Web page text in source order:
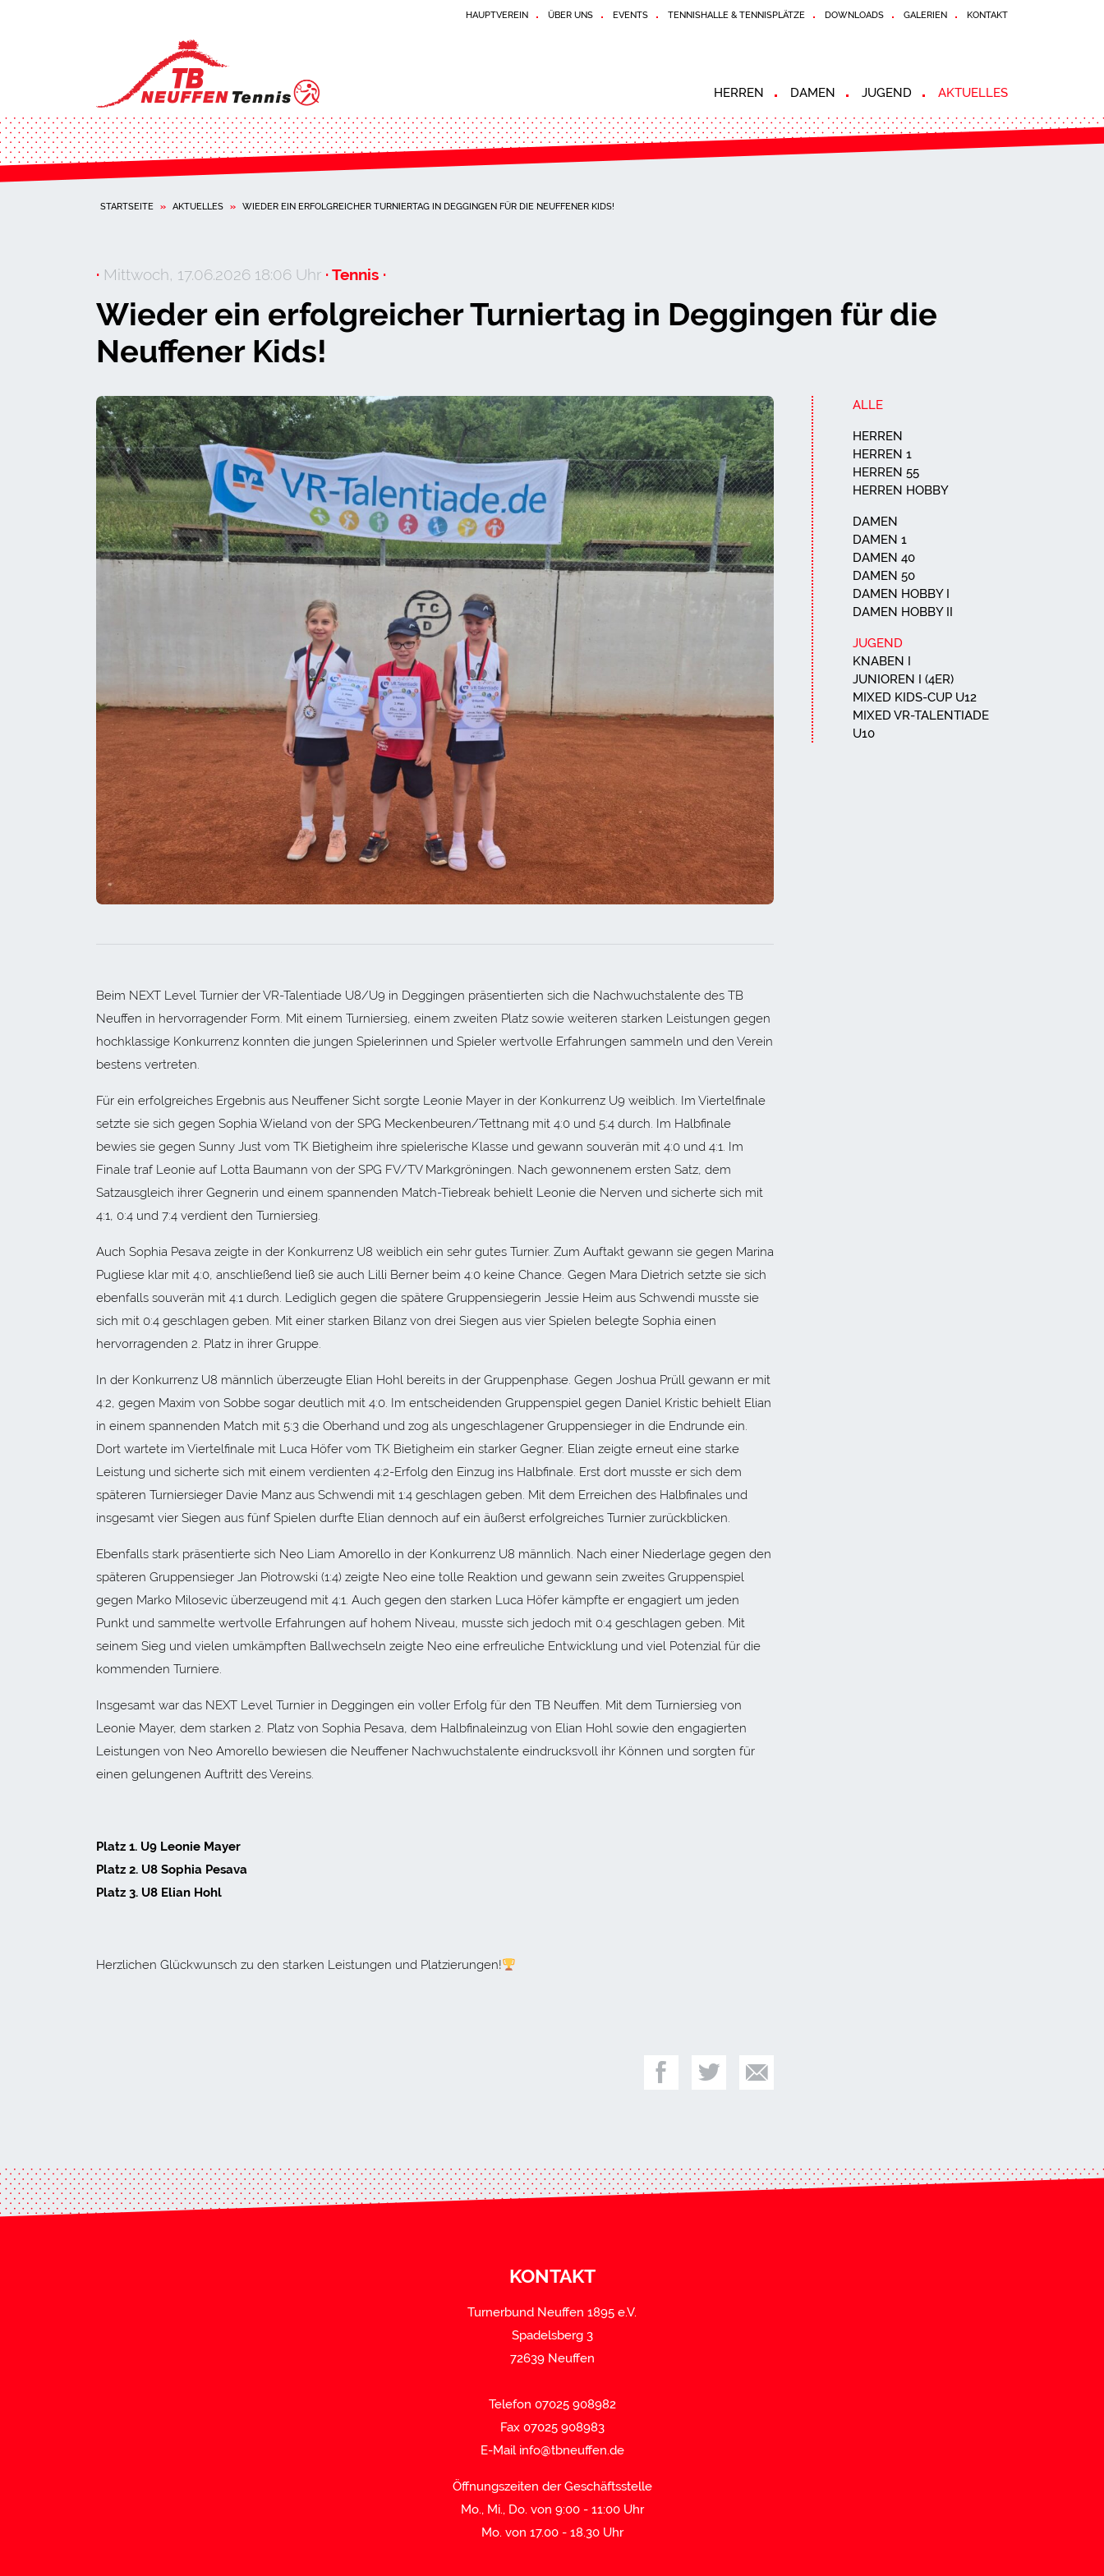
HAUPTVEREIN ÜBER UNS EVENTS TENNISHALLE & TENNISPLÄTZE DOWNLOADS GALERIEN KONTAKT
HERREN DAMEN JUGEND AKTUELLES
STARTSEITE » AKTUELLES » WIEDER EIN ERFOLGREICHER TURNIERTAG IN DEGGINGEN FÜR DIE NEUFFENER KIDS!
· Mittwoch, 17.06.2026 18:06 Uhr · Tennis ·
Wieder ein erfolgreicher Turniertag in Deggingen für die
Neuffener Kids!
Beim NEXT Level Turnier der VR-Talentiade U8/U9 in Deggingen präsentierten sich die Nachwuchstalente des TB
Neuffen in hervorragender Form. Mit einem Turniersieg, einem zweiten Platz sowie weiteren starken Leistungen gegen
hochklassige Konkurrenz konnten die jungen Spielerinnen und Spieler wertvolle Erfahrungen sammeln und den Verein
bestens vertreten.
Für ein erfolgreiches Ergebnis aus Neuffener Sicht sorgte Leonie Mayer in der Konkurrenz U9 weiblich. Im Viertelfinale
setzte sie sich gegen Sophia Wieland von der SPG Meckenbeuren/Tettnang mit 4:0 und 5:4 durch. Im Halbfinale
bewies sie gegen Sunny Just vom TK Bietigheim ihre spielerische Klasse und gewann souverän mit 4:0 und 4:1. Im
Finale traf Leonie auf Lotta Baumann von der SPG FV/TV Markgröningen. Nach gewonnenem ersten Satz, dem
Satzausgleich ihrer Gegnerin und einem spannenden Match-Tiebreak behielt Leonie die Nerven und sicherte sich mit
4:1, 0:4 und 7:4 verdient den Turniersieg.
Auch Sophia Pesava zeigte in der Konkurrenz U8 weiblich ein sehr gutes Turnier. Zum Auftakt gewann sie gegen Marina
Pugliese klar mit 4:0, anschließend ließ sie auch Lilli Berner beim 4:0 keine Chance. Gegen Mara Dietrich setzte sie sich
ebenfalls souverän mit 4:1 durch. Lediglich gegen die spätere Gruppensiegerin Jessie Heim aus Schwendi musste sie
sich mit 0:4 geschlagen geben. Mit einer starken Bilanz von drei Siegen aus vier Spielen belegte Sophia einen
hervorragenden 2. Platz in ihrer Gruppe.
In der Konkurrenz U8 männlich überzeugte Elian Hohl bereits in der Gruppenphase. Gegen Joshua Prüll gewann er mit
4:2, gegen Maxim von Sobbe sogar deutlich mit 4:0. Im entscheidenden Gruppenspiel gegen Daniel Kristic behielt Elian
in einem spannenden Match mit 5:3 die Oberhand und zog als ungeschlagener Gruppensieger in die Endrunde ein.
Dort wartete im Viertelfinale mit Luca Höfer vom TK Bietigheim ein starker Gegner. Elian zeigte erneut eine starke
Leistung und sicherte sich mit einem verdienten 4:2-Erfolg den Einzug ins Halbfinale. Erst dort musste er sich dem
späteren Turniersieger Davie Manz aus Schwendi mit 1:4 geschlagen geben. Mit dem Erreichen des Halbfinales und
insgesamt vier Siegen aus fünf Spielen durfte Elian dennoch auf ein äußerst erfolgreiches Turnier zurückblicken.
Ebenfalls stark präsentierte sich Neo Liam Amorello in der Konkurrenz U8 männlich. Nach einer Niederlage gegen den
späteren Gruppensieger Jan Piotrowski (1:4) zeigte Neo eine tolle Reaktion und gewann sein zweites Gruppenspiel
gegen Marko Milosevic überzeugend mit 4:1. Auch gegen den starken Luca Höfer kämpfte er engagiert um jeden
Punkt und sammelte wertvolle Erfahrungen auf hohem Niveau, musste sich jedoch mit 0:4 geschlagen geben. Mit
seinem Sieg und vielen umkämpften Ballwechseln zeigte Neo eine erfreuliche Entwicklung und viel Potenzial für die
kommenden Turniere.
Insgesamt war das NEXT Level Turnier in Deggingen ein voller Erfolg für den TB Neuffen. Mit dem Turniersieg von
Leonie Mayer, dem starken 2. Platz von Sophia Pesava, dem Halbfinaleinzug von Elian Hohl sowie den engagierten
Leistungen von Neo Amorello bewiesen die Neuffener Nachwuchstalente eindrucksvoll ihr Können und sorgten für
einen gelungenen Auftritt des Vereins.
Platz 1. U9 Leonie Mayer
Platz 2. U8 Sophia Pesava
Platz 3. U8 Elian Hohl
Herzlichen Glückwunsch zu den starken Leistungen und Platzierungen!
ALLE
HERREN
HERREN 1
HERREN 55
HERREN HOBBY
DAMEN
DAMEN 1
DAMEN 40
DAMEN 50
DAMEN HOBBY I
DAMEN HOBBY II
JUGEND
KNABEN I
JUNIOREN I (4ER)
MIXED KIDS-CUP U12
MIXED VR-TALENTIADE
U10
KONTAKT
Turnerbund Neuffen 1895 e.V.
Spadelsberg 3
72639 Neuffen
Telefon 07025 908982
Fax 07025 908983
E-Mail info@tbneuffen.de
Öffnungszeiten der Geschäftsstelle
Mo., Mi., Do. von 9:00 - 11:00 Uhr
Mo. von 17.00 - 18.30 Uhr